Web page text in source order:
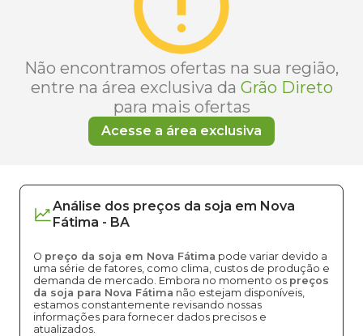
Não encontramos ofertas na sua região,
entre na área exclusiva da Grão Direto
para mais ofertas
Acesse a área exclusiva
Análise dos preços da soja em Nova
Fátima - BA
O preço da soja em Nova Fátima pode variar devido a
uma série de fatores, como clima, custos de produção e
demanda de mercado. Embora no momento os preços
da soja para Nova Fátima não estejam disponíveis,
estamos constantemente revisando nossas
informações para fornecer dados precisos e
atualizados.